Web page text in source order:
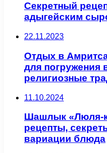
Секретный
адыгейским
22.11.2023
Отдых в
для погружения
религиозные
11.10.2024
Шашлык «Люля-
рецепты,
вариации блюда